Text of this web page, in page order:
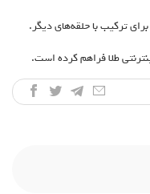
ترکیب با حلقه‌های دیگر.
طلا فراهم کرده است.